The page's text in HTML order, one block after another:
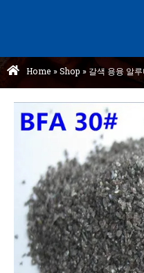
Home »Shop » 갈색 용융 알